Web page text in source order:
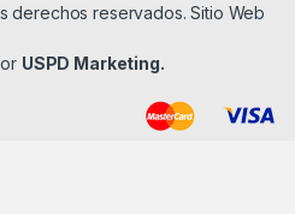
derechos reservados. Sitio Web
USPD Marketing.